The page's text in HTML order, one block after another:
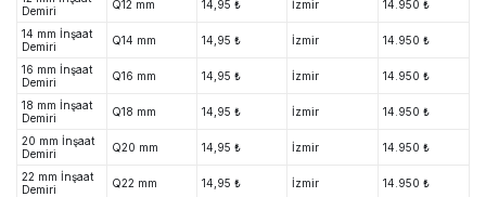
Demiri
Q12 mm 14,95 ₺ İzmir 14.950 ₺
14 mm İnşaat
Demiri
Q14 mm 14,95 ₺ İzmir 14.950 ₺
16 mm İnşaat
Demiri
Q16 mm 14,95 ₺ İzmir 14.950 ₺
18 mm İnşaat
Demiri
Q18 mm 14,95 ₺ İzmir 14.950 ₺
20 mm İnşaat
Demiri
Q20 mm 14,95 ₺ İzmir 14.950 ₺
22 mm İnşaat
Demiri
Q22 mm 14,95 ₺ İzmir 14.950 ₺